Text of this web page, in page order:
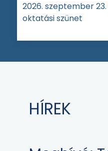
2026. szeptember
oktatási szünet
HÍREK